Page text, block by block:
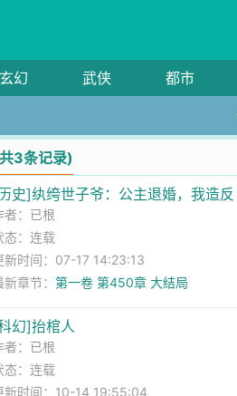
玄幻 武侠 都市
3条记录)
史]纨绔世子爷：公主退婚，我造反
： 已根
态：连载
新时间：07-17 14:23:13
新章节：第一卷 第450章 大结局
幻]抬棺人
： 已根
态：连载
新时间：10-14 19:55:04